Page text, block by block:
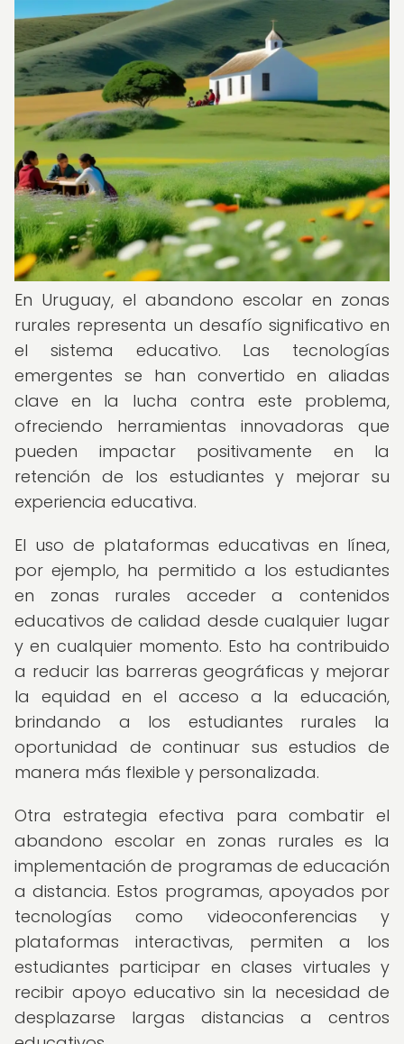
En Uruguay, el abandono escolar en zonas
rurales representa un desafío significativo en
el sistema educativo. Las tecnologías
emergentes se han convertido en aliadas
clave en la lucha contra este problema,
ofreciendo herramientas innovadoras que
pueden impactar positivamente en la
retención de los estudiantes y mejorar su
experiencia educativa.
El uso de plataformas educativas en línea,
por ejemplo, ha permitido a los estudiantes
en zonas rurales acceder a contenidos
educativos de calidad desde cualquier lugar
y en cualquier momento. Esto ha contribuido
a reducir las barreras geográficas y mejorar
la equidad en el acceso a la educación,
brindando a los estudiantes rurales la
oportunidad de continuar sus estudios de
manera más flexible y personalizada.
Otra estrategia efectiva para combatir el
abandono escolar en zonas rurales es la
implementación de programas de educación
a distancia. Estos programas, apoyados por
tecnologías como videoconferencias y
plataformas interactivas, permiten a los
estudiantes participar en clases virtuales y
recibir apoyo educativo sin la necesidad de
desplazarse largas distancias a centros